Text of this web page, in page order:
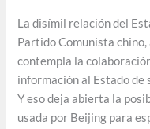
La disímil relación del
Partido Comunista
contempla la
información al Estado de
Y eso deja abierta la
usada por Beijing para